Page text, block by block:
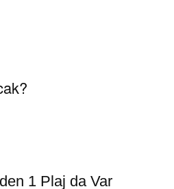
1 Plaj da Var